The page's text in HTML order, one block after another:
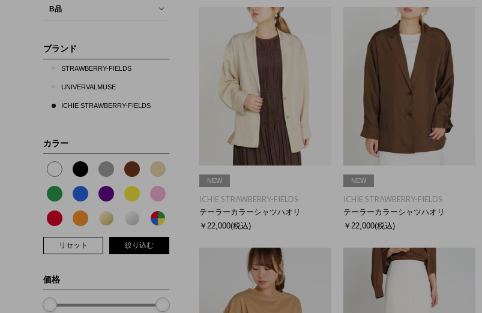
B品
ブランド
STRAWBERRY-FIELDS
UNIVERVALMUSE
ICHIE STRAWBERRY-FIELDS
カラー
リセット 絞り込む
価格
NEW
ICHIE STRAWBERRY-FIELDS
テーラーカラーシャツハオリ
￥22,000(税込)
NEW
ICHIE STRAWBERRY-FIELDS
テーラーカラーシャツハオリ
￥22,000(税込)